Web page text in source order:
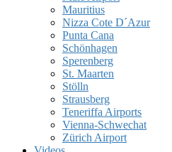
Mauritius
Nizza Cote D´Azur
Punta Cana
Schönhagen
Sperenberg
St. Maarten
Stölln
Strausberg
Teneriffa Airports
Vienna-Schwechat
Zürich Airport